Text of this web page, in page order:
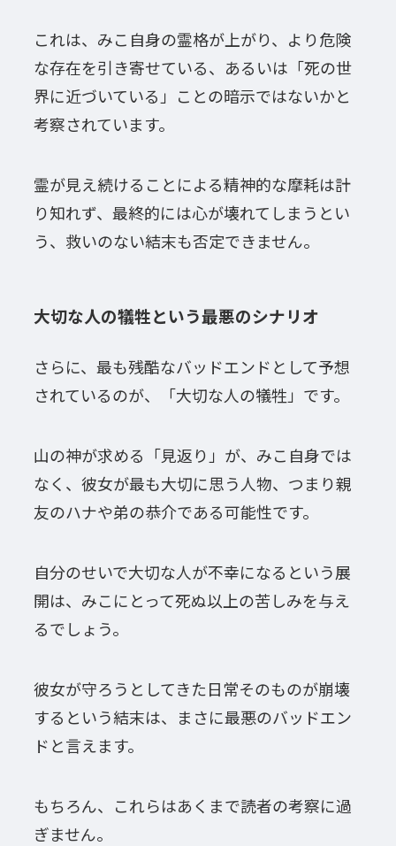
これは、みこ自身の霊格が上がり、より危険
な存在を引き寄せている、あるいは「死の世
界に近づいている」ことの暗示ではないかと
考察されています。
霊が見え続けることによる精神的な摩耗は計
り知れず、最終的には心が壊れてしまうとい
う、救いのない結末も否定できません。
大切な人の犠牲という最悪のシナリオ
さらに、最も残酷なバッドエンドとして予想
されているのが、「大切な人の犠牲」です。
山の神が求める「見返り」が、みこ自身では
なく、彼女が最も大切に思う人物、つまり親
友のハナや弟の恭介である可能性です。
自分のせいで大切な人が不幸になるという展
開は、みこにとって死ぬ以上の苦しみを与え
るでしょう。
彼女が守ろうとしてきた日常そのものが崩壊
するという結末は、まさに最悪のバッドエン
ドと言えます。
もちろん、これらはあくまで読者の考察に過
ぎません。